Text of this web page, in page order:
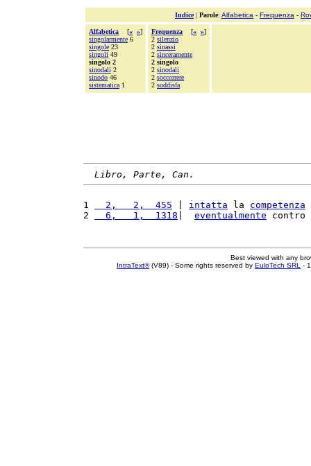
Indice| Parole: Alfabetica - Frequenza -
Alfabetica [« »]
singolarmente 6
singole 23
singoli 49
singolo 2
sinodali 2
sinodo 46
sistematica 1
Frequenza [« »]
2 silenzio
2 sinassi
2 sinceramente
2 singolo
2 sinodali
2 soccorrere
2 soddisfa
Libro, Parte, Can.
1
  2,   2,  455
intatta la competenza
2
  6,   1,  1318
eventualmente contro
Best viewed with any
IntraText®(V89) - Some rights reserved by EuloTech SRL -